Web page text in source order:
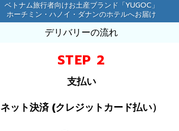
ベトナム旅行者向けお土産ブランド「YUGOC」
ホーチミン・ハノイ・ダナンのホテルへお届け
デリバリーの流れ
STEP 2
支払い
ネット決済 (クレジットカード払い）